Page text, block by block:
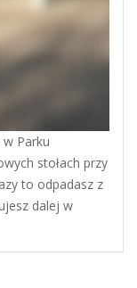
Parku
stołach przy
to odpadasz z
dalej w